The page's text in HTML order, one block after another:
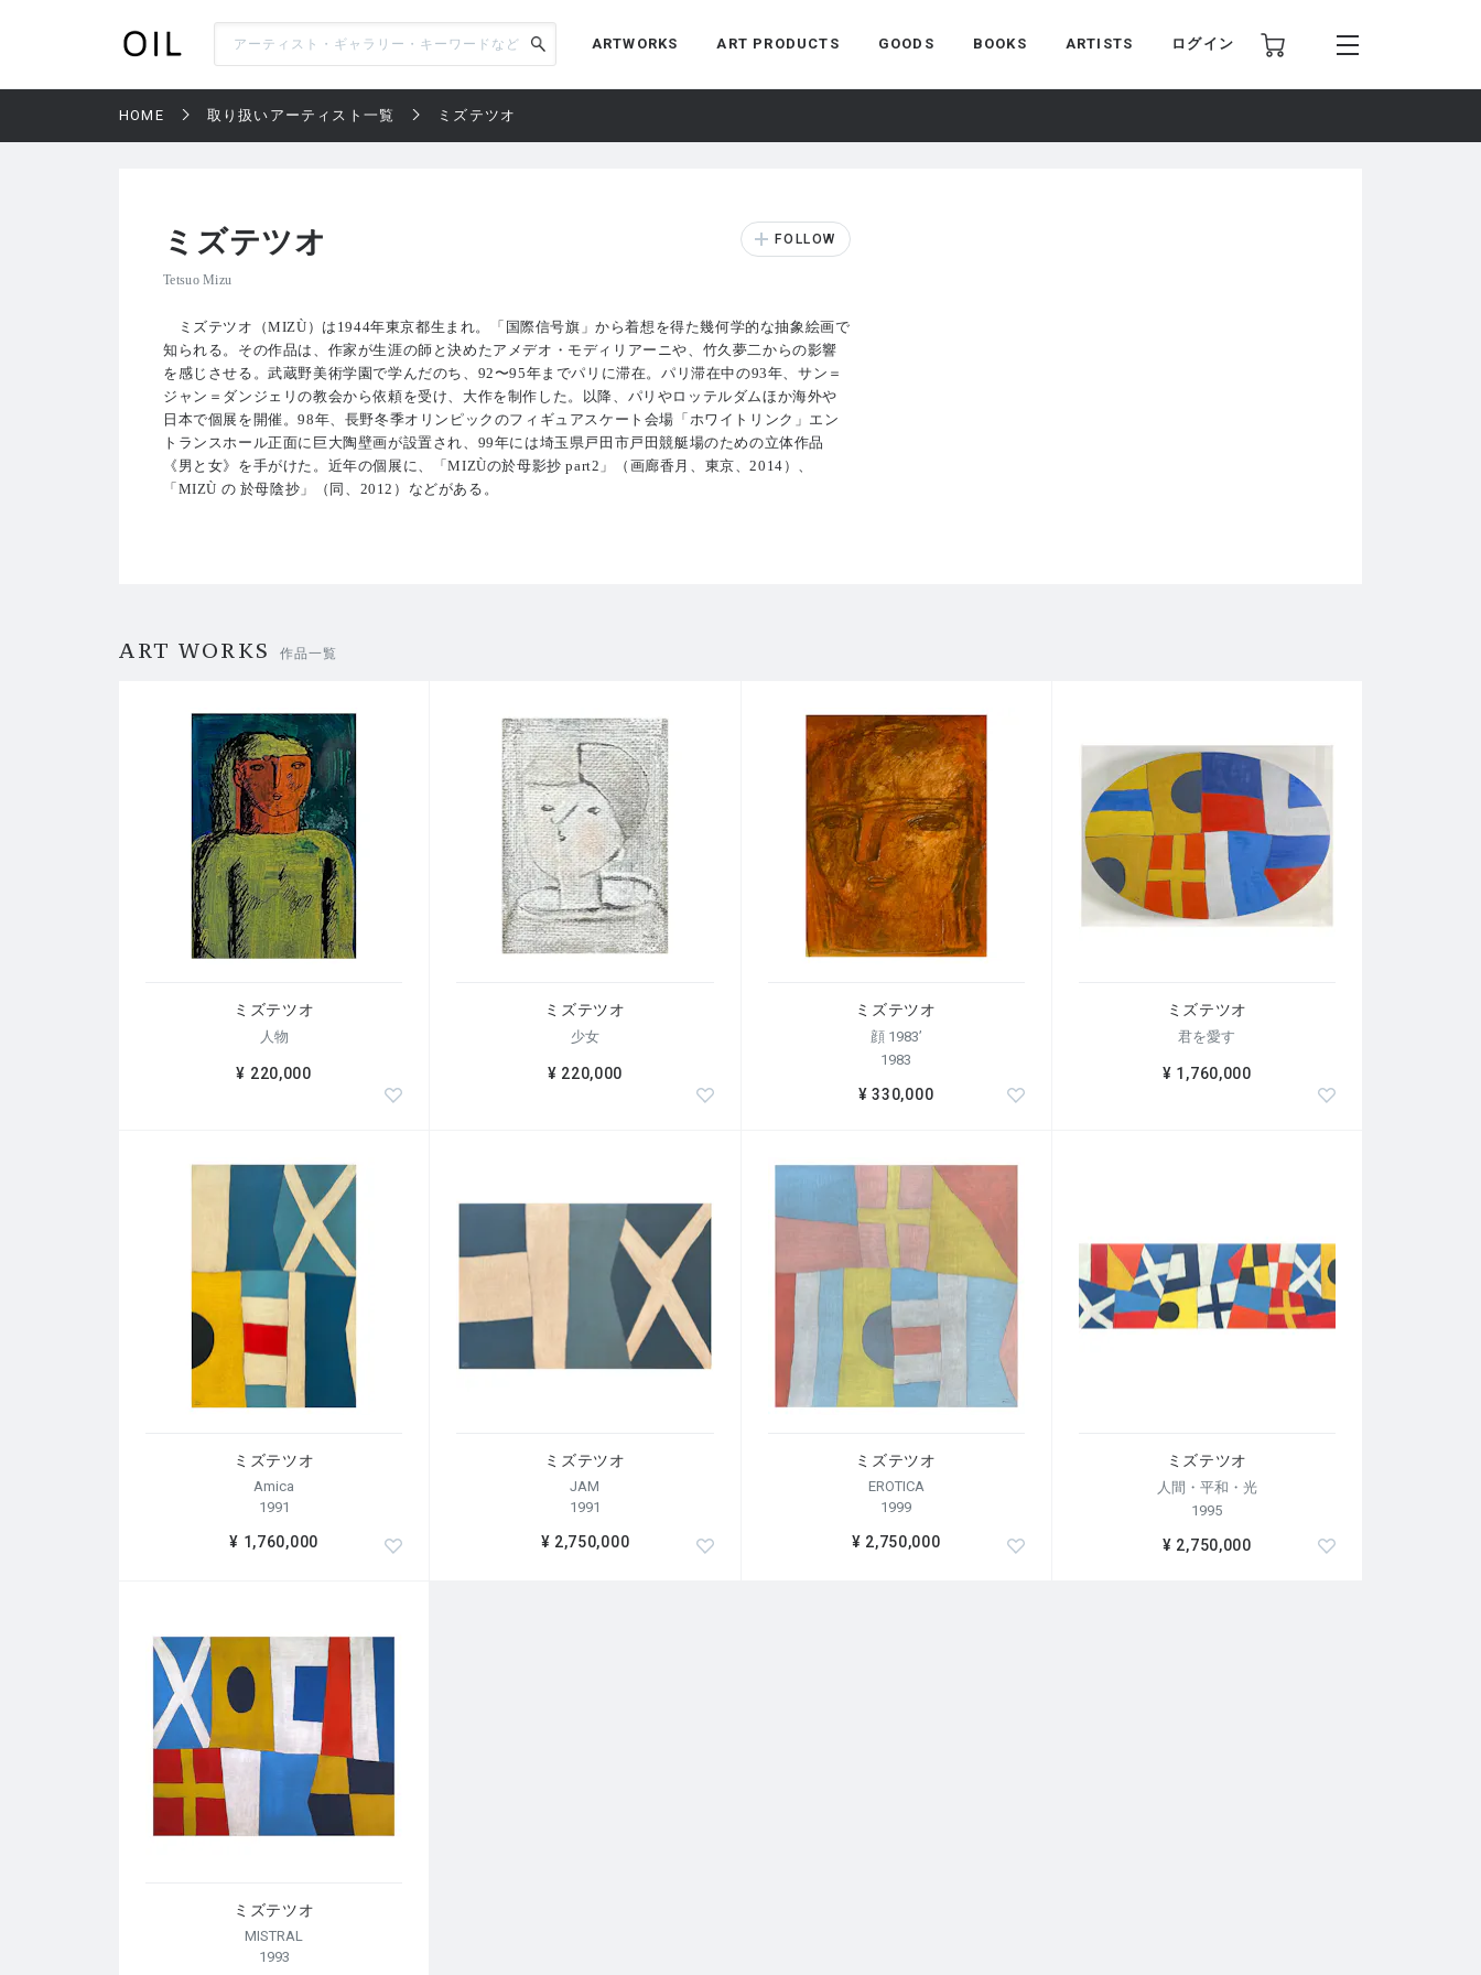
ARTWORKS ART PRODUCTS GOODS BOOKS ARTISTS ログイン
HOME 取り扱いアーティスト一覧 ミズテツオ
ミズテツオ
Tetsuo Mizu
ミズテツオ（MIZÙ）は1944年東京都生まれ。「国際信号旗」から着想を得た幾何学的な抽象絵画で
知られる。その作品は、作家が生涯の師と決めたアメデオ・モディリアーニや、竹久夢二からの影響
を感じさせる。武蔵野美術学園で学んだのち、92〜95年までパリに滞在。パリ滞在中の93年、サン＝
ジャン＝ダンジェリの教会から依頼を受け、大作を制作した。以降、パリやロッテルダムほか海外や
日本で個展を開催。98年、長野冬季オリンピックのフィギュアスケート会場「ホワイトリンク」エン
トランスホール正面に巨大陶壁画が設置され、99年には埼玉県戸田市戸田競艇場のための立体作品
《男と女》を手がけた。近年の個展に、「MIZÙの於母影抄 part2」（画廊香月、東京、2014）、
「MIZÙ の 於母陰抄」（同、2012）などがある。
ART WORKS 作品一覧
ミズテツオ
人物
¥ 220,000
ミズテツオ
少女
¥ 220,000
ミズテツオ
顔 1983’
1983
¥ 330,000
ミズテツオ
君を愛す
¥ 1,760,000
ミズテツオ
Amica
1991
¥ 1,760,000
ミズテツオ
JAM
1991
¥ 2,750,000
ミズテツオ
EROTICA
1999
¥ 2,750,000
ミズテツオ
人間・平和・光
1995
¥ 2,750,000
ミズテツオ
MISTRAL
1993